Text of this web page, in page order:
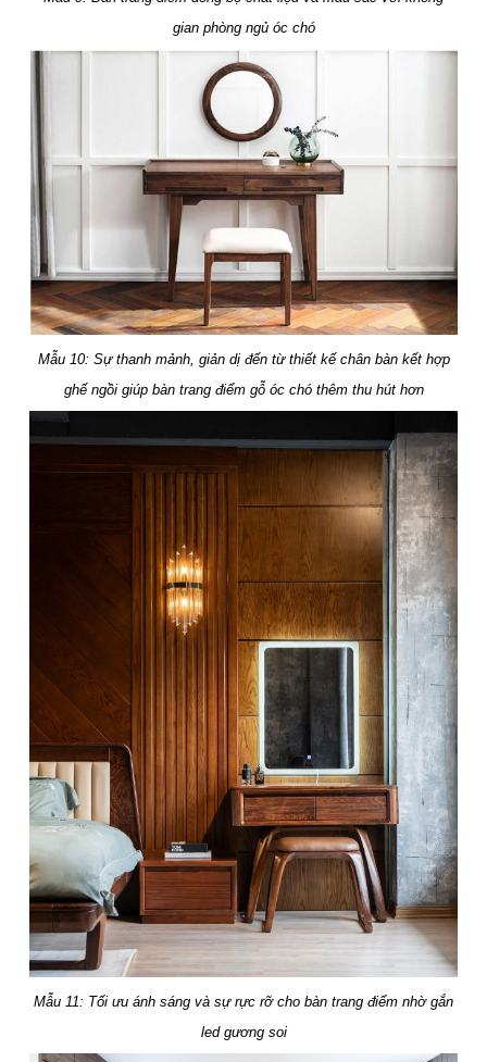
gian phòng ngủ óc chó
Mẫu 10: Sự thanh mảnh, giản dị đến từ thiết kế chân bàn kết hợp
ghế ngồi giúp bàn trang điểm gỗ óc chó thêm thu hút hơn
Mẫu 11: Tối ưu ánh sáng và sự rực rỡ cho bàn trang điểm nhờ gắn
led gương soi